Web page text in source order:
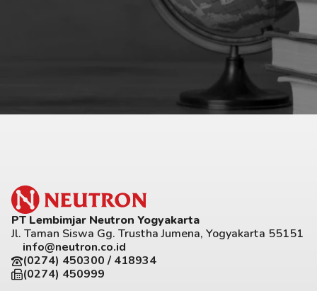
PT Lembimjar Neutron Yogyakarta
Jl. Taman Siswa Gg. Trustha Jumena, Yogyakarta 55151
info@neutron.co.id
(0274) 450300 / 418934
(0274) 450999